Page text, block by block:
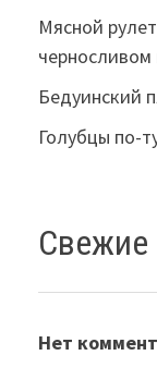
Мясной
черносливом
Бедуинский
Голубцы по-
Свежие
Нет